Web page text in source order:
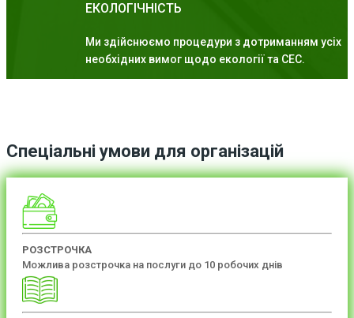
ЕКОЛОГІЧНІСТЬ
Ми здійснюємо процедури з дотриманням усіх
необхідних вимог щодо екології та СЕС.
Спеціальні умови для організацій
РОЗСТРОЧКА
Можлива розстрочка на послуги до 10 робочих днів